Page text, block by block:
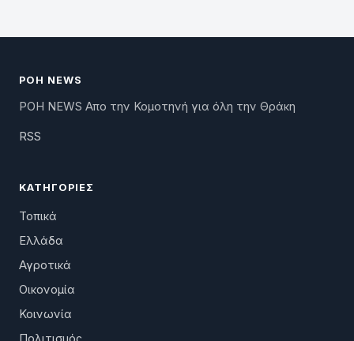
ΡΟΗ NEWS
ΡΟΗ NEWS Απο την Κομοτηνή για όλη την Θράκη
RSS
ΚΑΤΗΓΟΡΊΕΣ
Τοπικά
Ελλάδα
Αγροτικά
Οικονομία
Κοινωνία